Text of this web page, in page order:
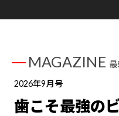
MAGAZINE
2026年9月号
歯こそ最強の